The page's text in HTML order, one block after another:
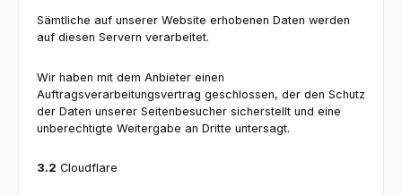
Sämtliche auf unserer Website erhobenen Daten werden
auf diesen Servern verarbeitet.
Wir haben mit dem Anbieter einen
Auftragsverarbeitungsvertrag geschlossen, der den Schutz
der Daten unserer Seitenbesucher sicherstellt und eine
unberechtigte Weitergabe an Dritte untersagt.
3.2 Cloudflare